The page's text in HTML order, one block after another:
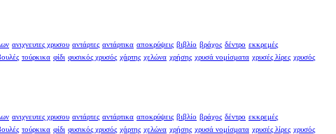
ανιχνευτες χρυσου αντάρτες αντάρτικα αποκρύψεις βιβλίο βράχος δέντρο εκκρεμές
τούρκικα φίδι φυσικός χρυσός χάρτης χελώνα χρήσης χρυσά νομίσματα χρυσές λίρες χρυσός
ανιχνευτες χρυσου αντάρτες αντάρτικα αποκρύψεις βιβλίο βράχος δέντρο εκκρεμές
τούρκικα φίδι φυσικός χρυσός χάρτης χελώνα χρήσης χρυσά νομίσματα χρυσές λίρες χρυσός